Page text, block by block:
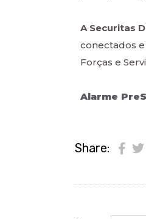
A Securitas
conectados
Forças e
Alarme
Share: